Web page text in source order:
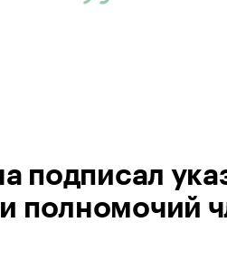
подписал
полномочий